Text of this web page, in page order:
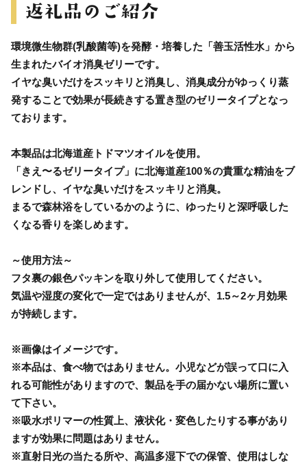
環境微生物群(乳酸菌等)を発酵・培養した「善玉活性水」から
生まれたバイオ消臭ゼリーです。
イヤな臭いだけをスッキリと消臭し、消臭成分がゆっくり蒸
発することで効果が長続きする置き型のゼリータイプとなっ
ております。
本製品は北海道産トドマツオイルを使用。
「きえ〜るゼリータイプ」に北海道産100％の貴重な精油をブ
レンドし、イヤな臭いだけをスッキリと消臭。
まるで森林浴をしているかのように、ゆったりと深呼吸した
くなる香りを楽しめます。
～使用方法～
フタ裏の銀色パッキンを取り外して使用してください。
気温や湿度の変化で一定ではありませんが、1.5～2ヶ月効果
が持続します。
※画像はイメージです。
※本品は、食べ物ではありません。小児などが誤って口に入
れる可能性がありますので、製品を手の届かない場所に置い
て下さい。
※吸水ポリマーの性質上、液状化・変色したりする事があり
ますが効果に問題はありません。
※直射日光の当たる所や、高温多湿下での保管、使用はしな